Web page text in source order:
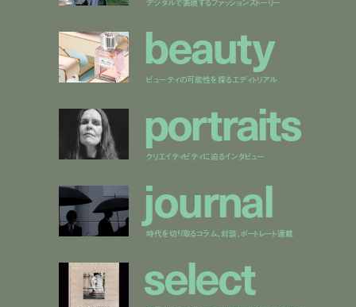
beauty
ビューティの可能性を探るエディトリアル
portraits
クリエイティビティに迫るインタビュー
journal
時代を切り取るコラム、対談、ポートレート連載
select